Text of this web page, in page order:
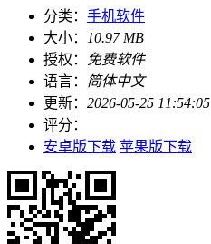
分类： 手机软件
大小：
10.97 MB
授权：
免费软件
语言：
简体中文
更新： 2026-05-25 11:54:05
评分：
安卓版下载 苹果版下载